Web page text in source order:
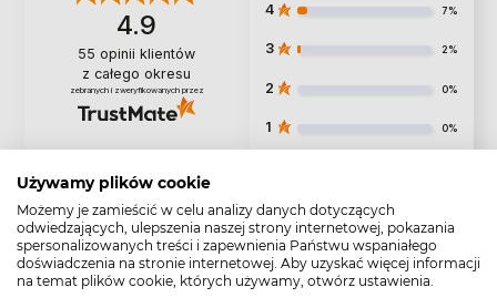
Używamy plików cookie
Możemy je zamieścić w celu analizy danych dotyczących
odwiedzających, ulepszenia naszej strony internetowej, pokazania
spersonalizowanych treści i zapewnienia Państwu wspaniałego
doświadczenia na stronie internetowej. Aby uzyskać więcej informacji
na temat plików cookie, których używamy, otwórz ustawienia.
4.9
55 opinii klientów
z całego okresu
zebranych i zweryfikowanych przez
4 7%
3 2%
2 0%
1 0%
Jak zbieramy opinie?
Opinie klientów